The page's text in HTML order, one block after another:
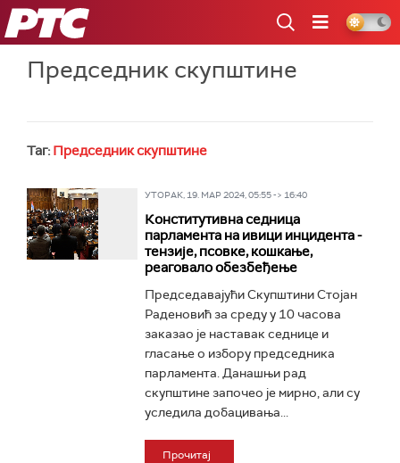
РТС
Председник скупштине
Таг: Председник скупштине
УТОРАК, 19. МАР 2024, 05:55 -> 16:40
Конститутивна седница
парламента на ивици инцидента -
тензије, псовке, кошкање,
реаговало обезбеђење
Председавајући Скупштини Стојан
Раденовић за среду у 10 часова
заказао је наставак седнице и
гласање о избору председника
парламента. Данашњи рад
скупштине започео је мирно, али су
уследила добацивања...
Прочитај